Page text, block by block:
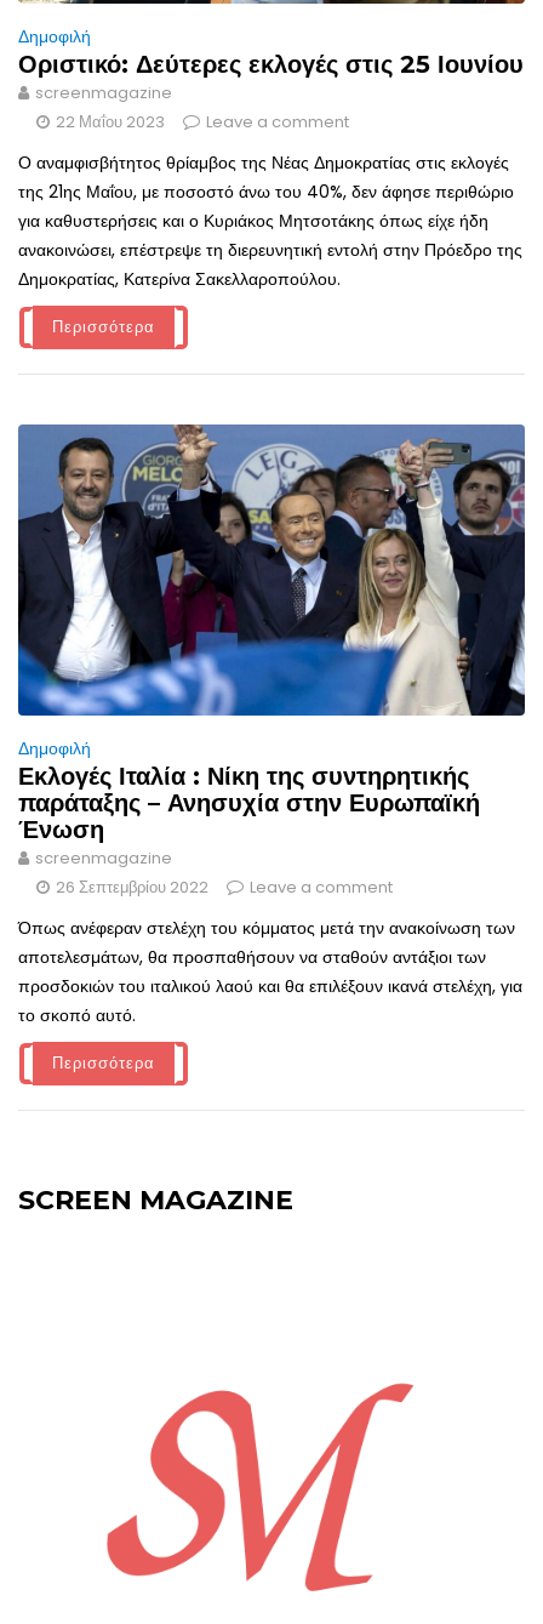
Δημοφιλή
Οριστικό: Δεύτερες εκλογές στις 25 Ιουνίου
screenmagazine
22 Μαΐου 2023
Leave a comment
Ο αναμφισβήτητος θρίαμβος της Νέας Δημοκρατίας στις εκλογές
της 21ης Μαΐου, με ποσοστό άνω του 40%, δεν άφησε περιθώριο
για καθυστερήσεις και ο Κυριάκος Μητσοτάκης όπως είχε ήδη
ανακοινώσει, επέστρεψε τη διερευνητική εντολή στην Πρόεδρο της
Δημοκρατίας, Κατερίνα Σακελλαροπούλου.
Περισσότερα
Δημοφιλή
Εκλογές Ιταλία : Νίκη της συντηρητικής
παράταξης – Ανησυχία στην Ευρωπαϊκή
Ένωση
screenmagazine
26 Σεπτεμβρίου 2022
Leave a comment
Όπως ανέφεραν στελέχη του κόμματος μετά την ανακοίνωση των
αποτελεσμάτων, θα προσπαθήσουν να σταθούν αντάξιοι των
προσδοκιών του ιταλικού λαού και θα επιλέξουν ικανά στελέχη, για
το σκοπό αυτό.
Περισσότερα
SCREEN MAGAZINE